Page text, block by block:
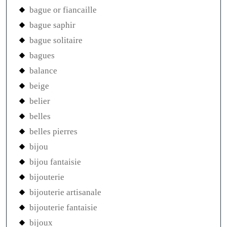
bague or fiancaille
bague saphir
bague solitaire
bagues
balance
beige
belier
belles
belles pierres
bijou
bijou fantaisie
bijouterie
bijouterie artisanale
bijouterie fantaisie
bijoux